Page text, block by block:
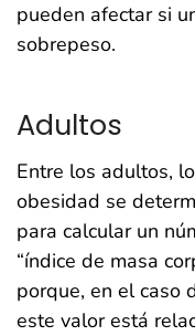
pueden afectar si
sobrepeso.
Adultos
Entre los adultos,
obesidad se
para calcular un
“índice de masa
porque, en el caso
este valor está